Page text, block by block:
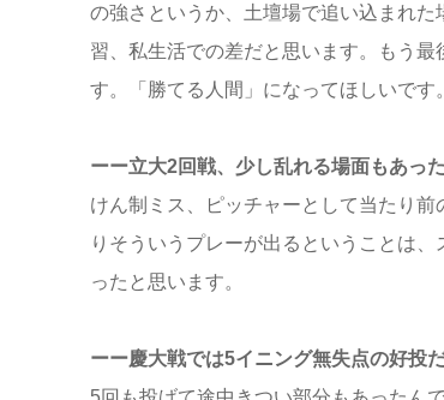
の強さというか、土壇場で追い込まれ
習、私生活での差だと思います。もう
す。「勝てる人間」になってほしいです。
ーー立大2回戦、少し乱れる場面もあっ
けん制ミス、ピッチャーとして当たり
りそういうプレーが出るということは
ったと思います。
ーー慶大戦では5イニング無失点の好投